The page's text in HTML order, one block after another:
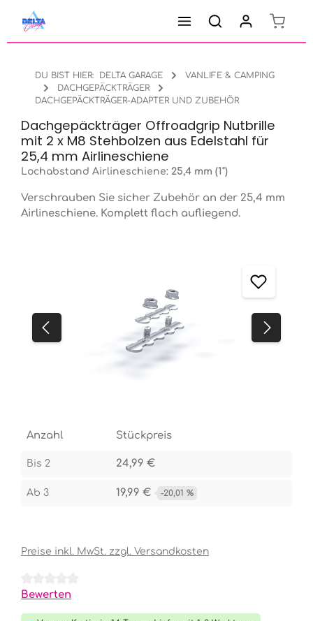
Zum Hauptinhalt springen
DU BIST HIER: DELTA GARAGE
VANLIFE & CAMPING
DACHGEPÄCKTRÄGER
DACHGEPÄCKTRÄGER-ADAPTER UND ZUBEHÖR
Dachgepäckträger Offroadgrip Nutbrille
mit 2 x M8 Stehbolzen aus Edelstahl für
25,4 mm Airlineschiene
Lochabstand Airlineschiene: 25,4 mm (1")
Verschrauben Sie sicher Zubehör an der 25,4 mm
Airlineschiene. Komplett flach aufliegend.
Anzahl Stückpreis
Bis 2 24,99 €
Ab 3 19,99 € -20,01 %
Preise inkl. MwSt. zzgl. Versandkosten
Durchschnittliche Bewertung von 0 von 5 Sternen
Bewerten